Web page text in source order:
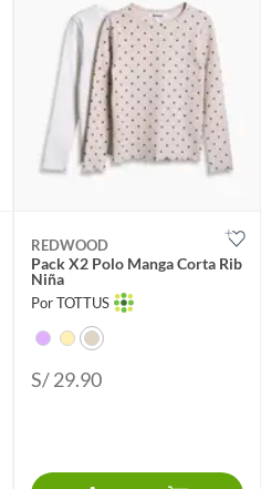
REDWOOD
Pack X2 Polo Manga Corta Rib
Niña
Por TOTTUS
S/ 29.90